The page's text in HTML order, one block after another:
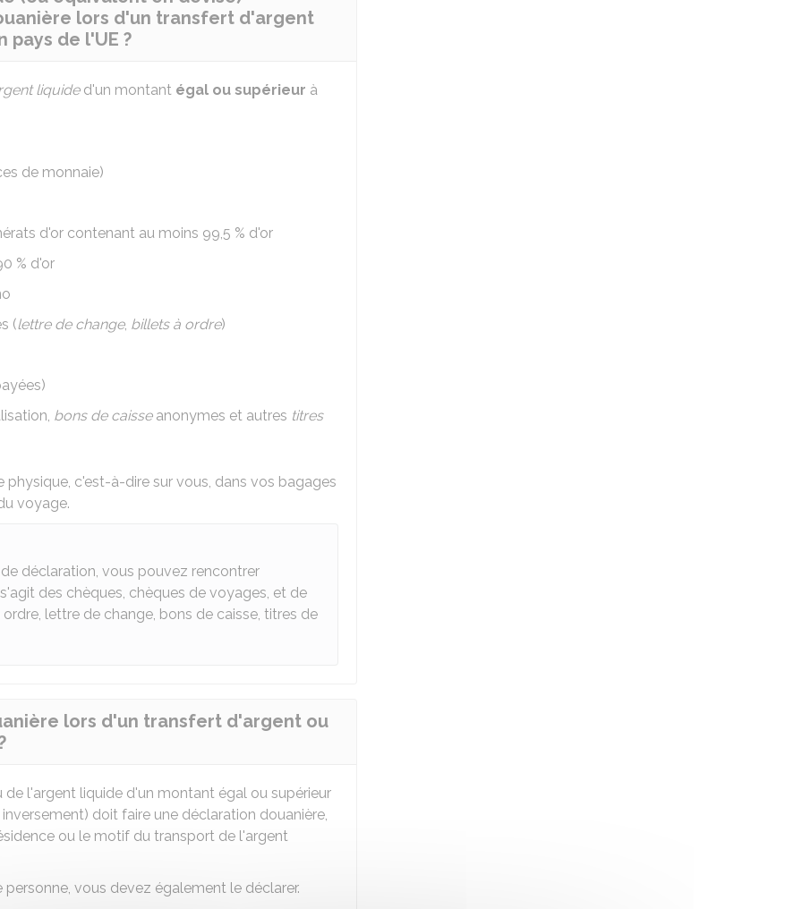
lors d'un transfert d'argent
pays de l'UE ?
liquided'un montant égal ou supérieur à
de monnaie)
d'or contenant au moins 99,5 % d'or
% d'or
(lettre de change, billets à ordre)
bons de caisseanonymes et autres titres
c'est-à-dire sur vous, dans vos bagages
voyage.
déclaration, vous pouvez rencontrer
des chèques, chèques de voyages, et de
lettre de change, bons de caisse, titres de
lors d'un transfert d'argent ou
l'argent liquide d'un montant égal ou supérieur
doit faire une déclaration douanière,
ou le motif du transport de l'argent
vous devez également le déclarer.